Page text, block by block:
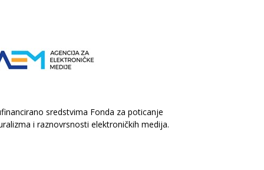
sredstvima Fonda za poticanje
i raznovrsnosti elektroničkih medija.